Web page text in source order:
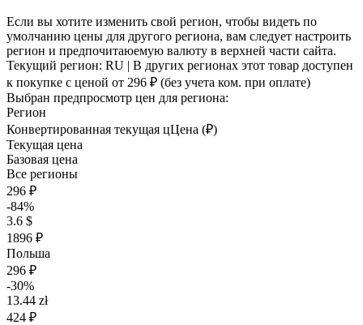
Если вы хотите изменить свой регион, чтобы видеть по
умолчанию цены для другого региона, вам следует настроить
регион и предпочитаюемую валюту в верхней части сайта.
Текущий регион: RU | В других регионах этот товар доступен
к покупке с ценой от 296 ₽ (без учета ком. при оплате)
Выбран предпросмотр цен для региона:
Регион
Конвертированная текущая цЦена (₽)
Текущая цена
Базовая цена
Все регионы
296 ₽
-84%
3.6 $
1896 ₽
Польша
296 ₽
-30%
13.44 zł
424 ₽